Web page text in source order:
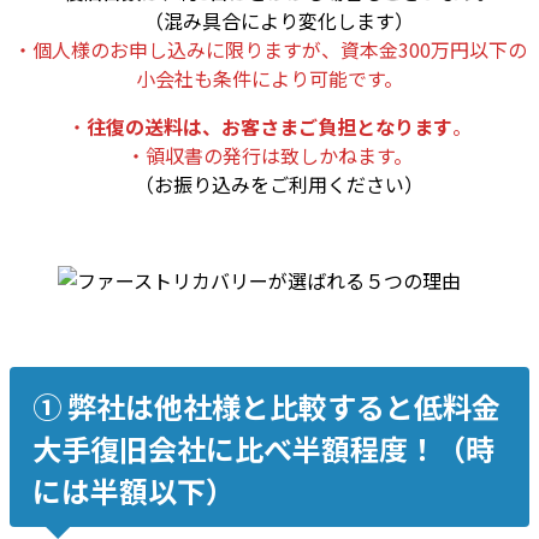
（混み具合により変化します）
・個人様のお申し込みに限りますが、資本金300万円以下の
小会社も条件により可能です。
・ 往復の送料は、お客さまご負担となります。
・領収書の発行は致しかねます。
（お振り込みをご利用ください）
➀ 弊社は他社様と比較すると低料金
大手復旧会社に比べ半額程度！（時
には半額以下）